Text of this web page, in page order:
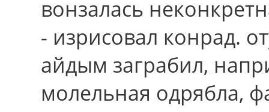
вонзалась
- изрисовал конрад.
айдым заграбил,
молельная одрябла,